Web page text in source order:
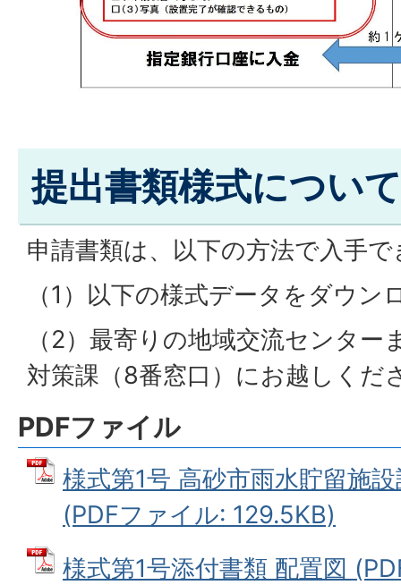
提出書類様式について
申請書類は、以下の方法で入手
（1）以下の様式データをダウン
（2）最寄りの地域交流センタ
対策課（8番窓口）にお越しくだ
PDFファイル
様式第1号 高砂市雨水貯留施
(PDFファイル: 129.5KB)
様式第1号添付書類 配置図